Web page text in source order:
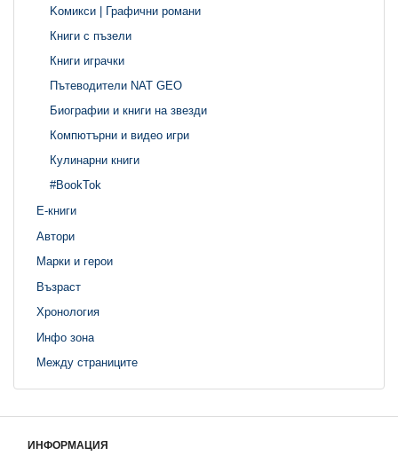
Kомикси | Графични романи
Книги с пъзели
Книги играчки
Пътеводители NAT GEO
Биографии и книги на звезди
Компютърни и видео игри
Кулинарни книги
#BookTok
Е-книги
Автори
Марки и герои
Възраст
Хронология
Инфо зона
Между страниците
ИНФОРМАЦИЯ